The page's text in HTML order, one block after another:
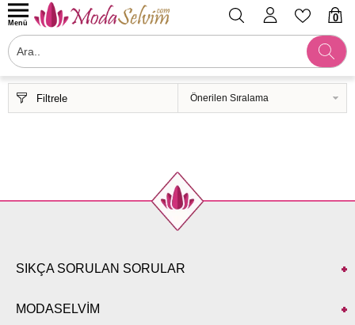
0
Menü
Filtrele
SIKÇA SORULAN SORULAR
MODASELVİM